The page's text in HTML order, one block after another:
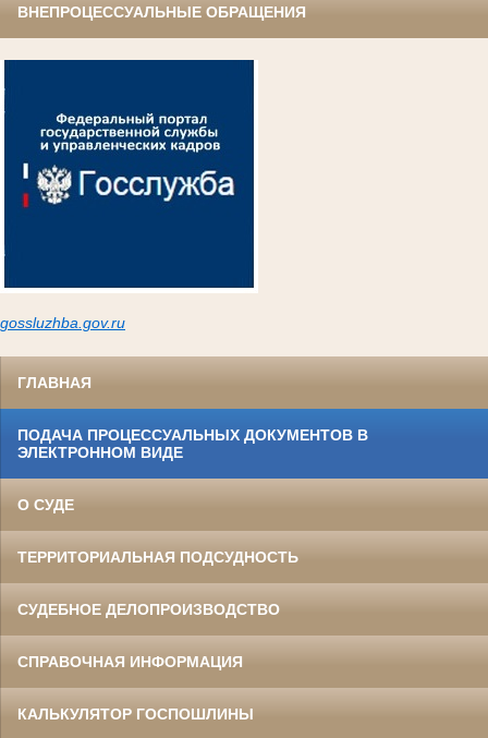
ВНЕПРОЦЕССУАЛЬНЫЕ ОБРАЩЕНИЯ
gossluzhba.gov.ru
ГЛАВНАЯ
ПОДАЧА ПРОЦЕССУАЛЬНЫХ ДОКУМЕНТОВ В
ЭЛЕКТРОННОМ ВИДЕ
О СУДЕ
ТЕРРИТОРИАЛЬНАЯ ПОДСУДНОСТЬ
СУДЕБНОЕ ДЕЛОПРОИЗВОДСТВО
СПРАВОЧНАЯ ИНФОРМАЦИЯ
КАЛЬКУЛЯТОР ГОСПОШЛИНЫ